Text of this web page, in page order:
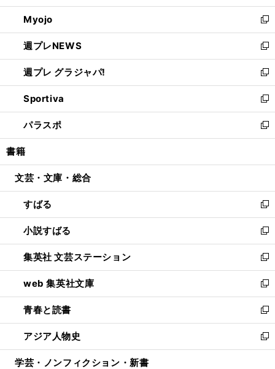
開
く
ウ
で
開
く
ン
ド
ウ
で
開
く
ウ
ィ
ン
ド
ウ
で
開
く
Myojo
新
し
い
ウ
ィ
ン
ド
ウ
で
開
週プレNEWS
新
し
い
ウ
ィ
ン
ド
ウ
開
週プレ グラジャパ!
新
し
い
ウ
ィ
ン
ウ
開
く
Sportiva
新
し
い
ウ
ン
ウ
で
開
く
パラスポ
新
し
ウ
ン
ド
ウ
で
開
く
書籍
文芸・文庫・総合
すばる
新
し
い
ウ
ィ
ン
ド
ウ
で
開
く
小説すばる
新
し
い
ウ
ィ
ン
ド
ウ
で
開
集英社 文芸ステーション
新
し
い
ウ
ィ
ン
ド
ウ
web 集英社文庫
新
し
い
ウ
ィ
ン
青春と読書
新
し
い
ウ
アジア人物史
新
し
学芸・ノンフィクション・新書